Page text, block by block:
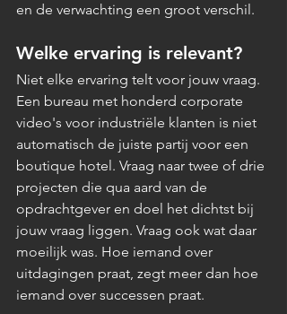
en de verwachting een groot verschil.
Welke ervaring is relevant?
Niet elke ervaring telt voor jouw vraag.
Een bureau met honderd corporate
video's voor industriële klanten is niet
automatisch de juiste partij voor een
boutique hotel. Vraag naar twee of drie
projecten die qua aard van de
opdrachtgever en doel het dichtst bij
jouw vraag liggen. Vraag ook wat daar
moeilijk was. Hoe iemand over
uitdagingen praat, zegt meer dan hoe
iemand over successen praat.